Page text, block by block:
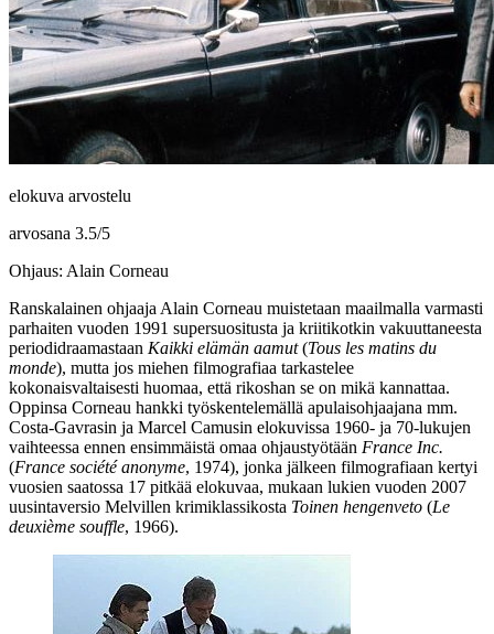
elokuva arvostelu
arvosana 3.5/5
Ohjaus: Alain Corneau
Ranskalainen ohjaaja Alain Corneau muistetaan maailmalla varmasti
parhaiten vuoden 1991 supersuositusta ja kriitikotkin vakuuttaneesta
periodidraamastaan Kaikki elämän aamut(Tous les matins du
monde), mutta jos miehen filmografiaa tarkastelee
kokonaisvaltaisesti huomaa, että rikoshan se on mikä kannattaa.
Oppinsa Corneau hankki työskentelemällä apulaisohjaajana mm.
Costa-Gavrasin ja Marcel Camusin elokuvissa 1960‑ ja 70‑lukujen
vaihteessa ennen ensimmäistä omaa ohjaustyötään France Inc.
(France société anonyme, 1974), jonka jälkeen filmografiaan kertyi
vuosien saatossa 17 pitkää elokuvaa, mukaan lukien vuoden 2007
uusintaversio Melvillen krimiklassikosta Toinen hengenveto (Le
deuxième souffle, 1966).